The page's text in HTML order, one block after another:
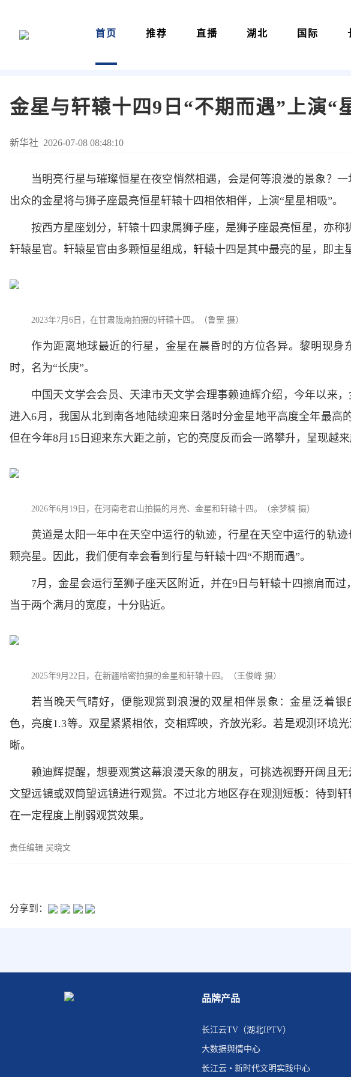
首页 推荐 直播 湖北 国际
金星与轩辕十四9日“不期而遇”上演“
新华社 2026-07-08 08:48:10
当明亮行星与璀璨恒星在夜空悄然相遇，会是何等浪漫的景象？
出众的金星将与狮子座最亮恒星轩辕十四相依相伴，上演“星星相吸”。
按西方星座划分，轩辕十四隶属狮子座，是狮子座最亮恒星，亦
轩辕星官。轩辕星官由多颗恒星组成，轩辕十四是其中最亮的星，即主
2023年7月6日，在甘肃陇南拍摄的轩辕十四。（鲁罡 摄）
作为距离地球最近的行星，金星在晨昏时的方位各异。黎明现身
时，名为“长庚”。
中国天文学会会员、天津市天文学会理事赖迪辉介绍，今年以来
进入6月，我国从北到南各地陆续迎来日落时分金星地平高度全年最高
但在今年8月15日迎来东大距之前，它的亮度反而会一路攀升，呈现越来
2026年6月19日，在河南老君山拍摄的月亮、金星和轩辕十四。（余梦楠 摄）
黄道是太阳一年中在天空中运行的轨迹，行星在天空中运行的轨
颗亮星。因此，我们便有幸会看到行星与轩辕十四“不期而遇”。
7月，金星会运行至狮子座天区附近，并在9日与轩辕十四擦肩而
当于两个满月的宽度，十分贴近。
2025年9月22日，在新疆哈密拍摄的金星和轩辕十四。（王俊峰 摄）
若当晚天气晴好，便能观赏到浪漫的双星相伴景象：金星泛着
色，亮度1.3等。双星紧紧相依，交相辉映，齐放光彩。若是观测环境
晰。
赖迪辉提醒，想要观赏这幕浪漫天象的朋友，可挑选视野开阔且
文望远镜或双筒望远镜进行观赏。不过北方地区存在观测短板：待到
在一定程度上削弱观赏效果。
责任编辑 吴晓文
分享到：
品牌产品
长江云TV（湖北IPTV）
大数据舆情中心
长江云 • 新时代文明实践中心